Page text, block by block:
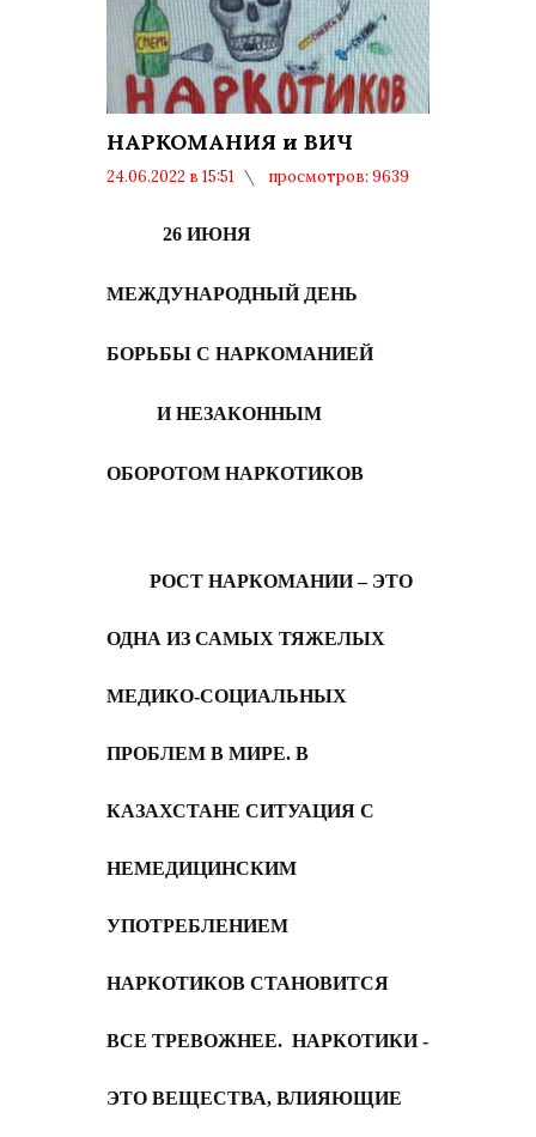
НАРКОМАНИЯ и ВИЧ
24.06.2022 в 15:51
просмотров: 9639
26 ИЮНЯ
МЕЖДУНАРОДНЫЙ ДЕНЬ
БОРЬБЫ С НАРКОМАНИЕЙ
И НЕЗАКОННЫМ
ОБОРОТОМ НАРКОТИКОВ
РОСТ НАРКОМАНИИ – ЭТО
ОДНА ИЗ САМЫХ ТЯЖЕЛЫХ
МЕДИКО-СОЦИАЛЬНЫХ
ПРОБЛЕМ В МИРЕ. В
КАЗАХСТАНЕ СИТУАЦИЯ С
НЕМЕДИЦИНСКИМ
УПОТРЕБЛЕНИЕМ
НАРКОТИКОВ СТАНОВИТСЯ
ВСЕ ТРЕВОЖНЕЕ. НАРКОТИКИ -
ЭТО ВЕЩЕСТВА, ВЛИЯЮЩИЕ